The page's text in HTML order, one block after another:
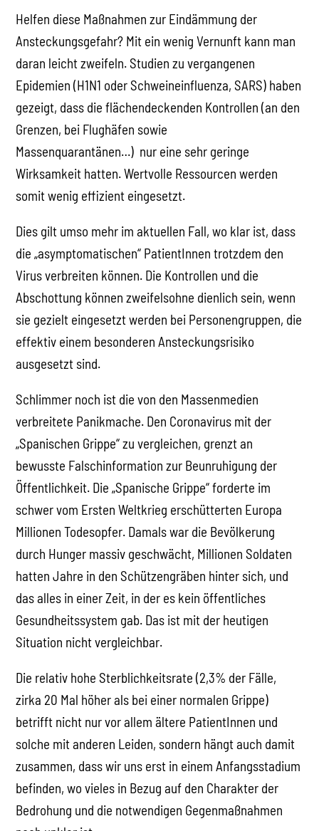
Helfen diese Maßnahmen zur Eindämmung der
Ansteckungsgefahr? Mit ein wenig Vernunft kann man
daran leicht zweifeln. Studien zu vergangenen
Epidemien (H1N1 oder Schweineinfluenza, SARS) haben
gezeigt, dass die flächendeckenden Kontrollen (an den
Grenzen, bei Flughäfen sowie
Massenquarantänen…) nur eine sehr geringe
Wirksamkeit hatten. Wertvolle Ressourcen werden
somit wenig effizient eingesetzt.
Dies gilt umso mehr im aktuellen Fall, wo klar ist, dass
die „asymptomatischen“ PatientInnen trotzdem den
Virus verbreiten können. Die Kontrollen und die
Abschottung können zweifelsohne dienlich sein, wenn
sie gezielt eingesetzt werden bei Personengruppen, die
effektiv einem besonderen Ansteckungsrisiko
ausgesetzt sind.
Schlimmer noch ist die von den Massenmedien
verbreitete Panikmache. Den Coronavirus mit der
„Spanischen Grippe“ zu vergleichen, grenzt an
bewusste Falschinformation zur Beunruhigung der
Öffentlichkeit. Die „Spanische Grippe“ forderte im
schwer vom Ersten Weltkrieg erschütterten Europa
Millionen Todesopfer. Damals war die Bevölkerung
durch Hunger massiv geschwächt, Millionen Soldaten
hatten Jahre in den Schützengräben hinter sich, und
das alles in einer Zeit, in der es kein öffentliches
Gesundheitssystem gab. Das ist mit der heutigen
Situation nicht vergleichbar.
Die relativ hohe Sterblichkeitsrate (2,3% der Fälle,
zirka 20 Mal höher als bei einer normalen Grippe)
betrifft nicht nur vor allem ältere PatientInnen und
solche mit anderen Leiden, sondern hängt auch damit
zusammen, dass wir uns erst in einem Anfangsstadium
befinden, wo vieles in Bezug auf den Charakter der
Bedrohung und die notwendigen Gegenmaßnahmen